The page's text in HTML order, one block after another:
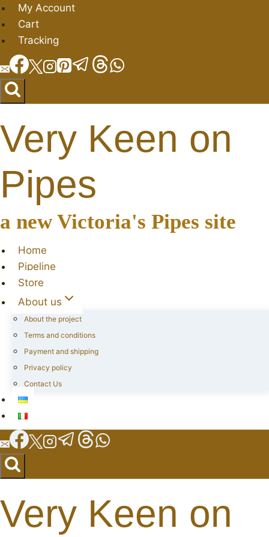
Skip
to
content
My Account
Cart
Tracking
Very Keen on
Pipes
a new Victoria's Pipes site
Home
Pipeline
Store
About us
About the project
Terms and conditions
Payment and shipping
Privacy policy
Contact Us
Very Keen on